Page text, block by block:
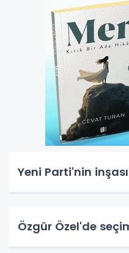
Yeni Parti'nin
Özgür Özel'de